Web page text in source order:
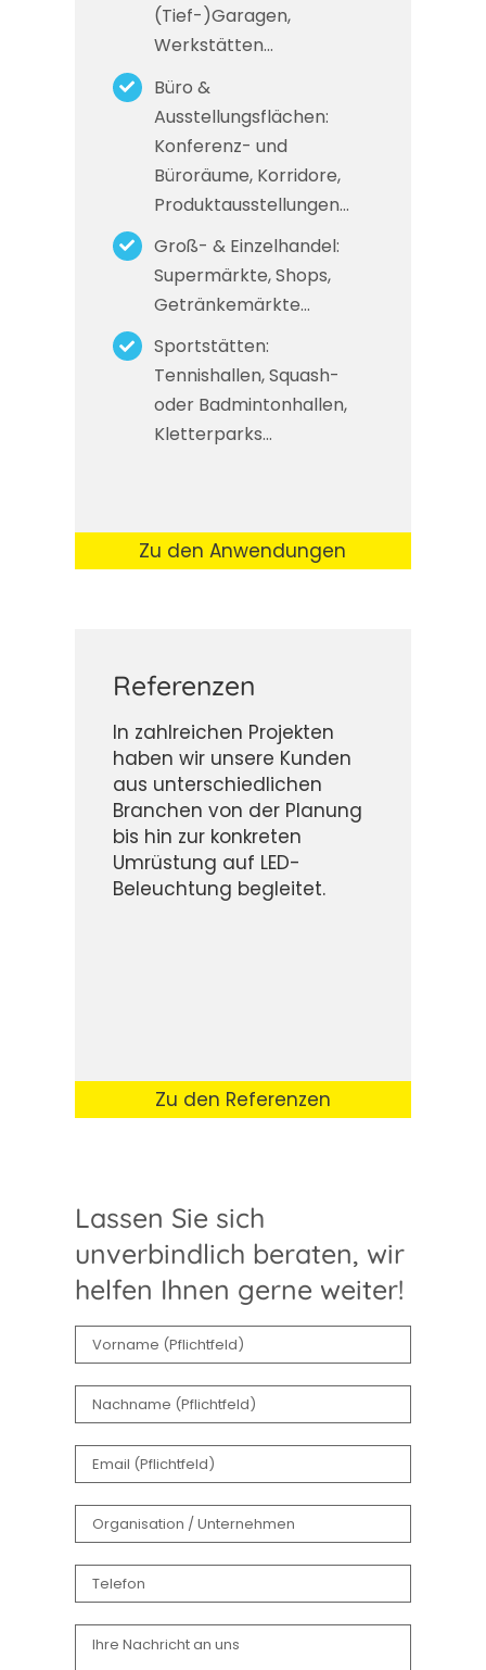
(Tief-)Garagen,
Werkstätten…
Büro &
Ausstellungsflächen:
Konferenz- und
Büroräume, Korridore,
Produktausstellungen…
Groß- & Einzelhandel:
Supermärkte, Shops,
Getränkemärkte…
Sportstätten:
Tennishallen, Squash-
oder Badmintonhallen,
Kletterparks…
Zu den Anwendungen
Referenzen
In zahlreichen Projekten
haben wir unsere Kunden
aus unterschiedlichen
Branchen von der Planung
bis hin zur konkreten
Umrüstung auf LED-
Beleuchtung begleitet.
Zu den Referenzen
Lassen Sie sich
unverbindlich beraten, wir
helfen Ihnen gerne weiter!